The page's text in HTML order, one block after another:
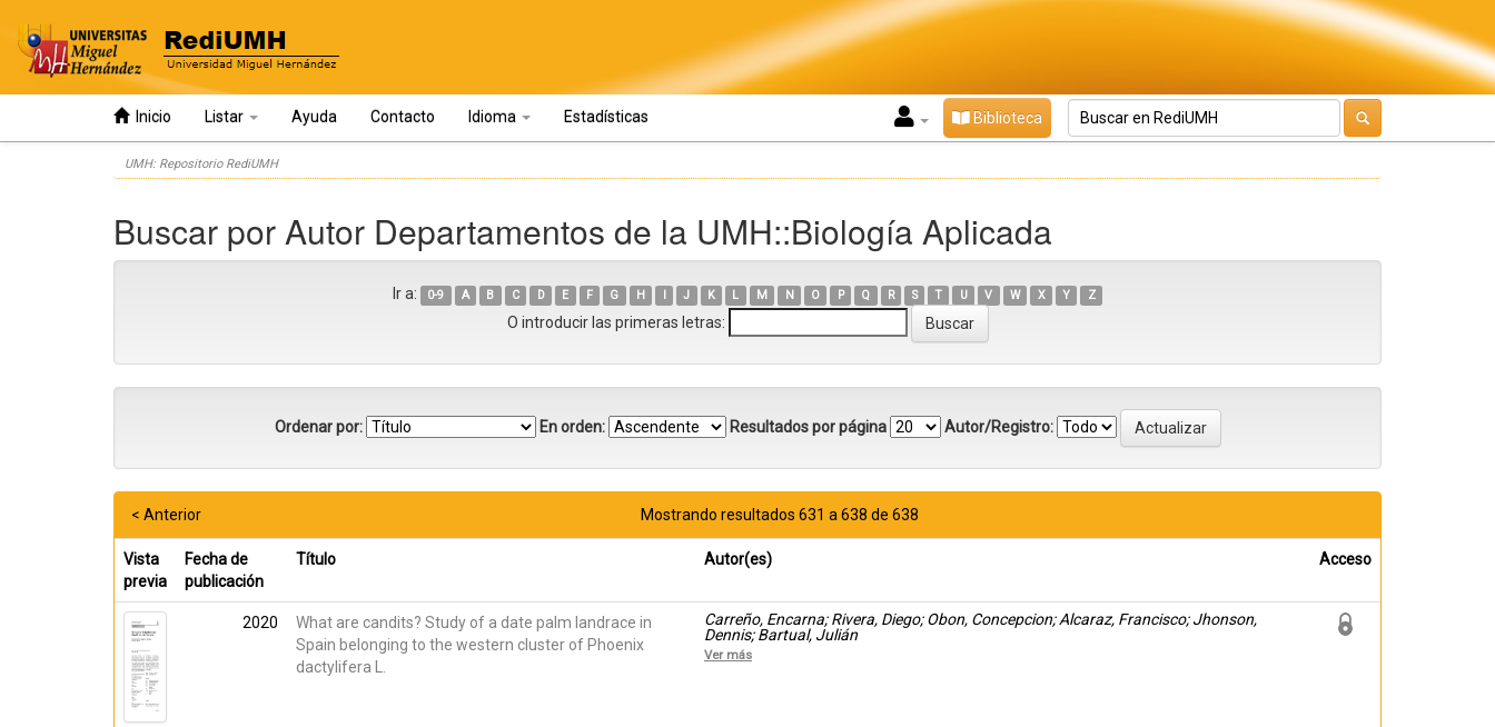
Inicio Listar Ayuda Contacto Idioma Estadísticas Biblioteca
UMH: Repositorio RediUMH
Buscar por Autor Departamentos de la UMH::Biología Aplicada
Ir a: 0-9 A B C D E F G H I J K L M N O P Q R S T U V W X Y Z
O introducir las primeras letras:
Ordenar por: En orden: Resultados por página Autor/Registro:
Mostrando resultados 631 a 638 de 638
< Anterior
Vista
previa
Fecha de
publicación
Título Autor(es) Acceso
2020
What are candits? Study of a date palm landrace in
Spain belonging to the western cluster of Phoenix
dactylifera L.
Carreño, Encarna; Rivera, Diego; Obon, Concepcion; Alcaraz, Francisco; Jhonson,
Dennis; Bartual, Julián
Ver más